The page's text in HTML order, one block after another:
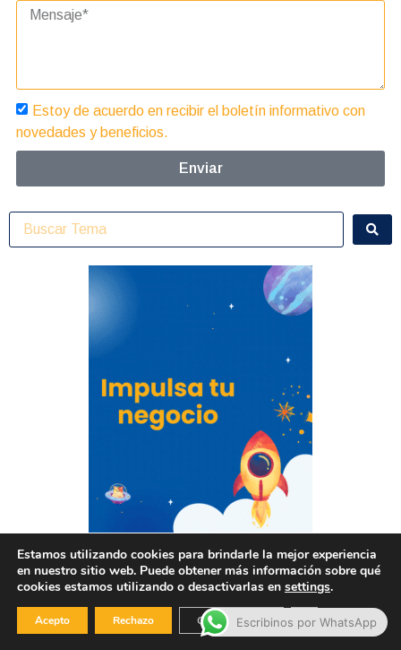
Estoy de acuerdo en recibir el boletín informativo con
novedades y beneficios.
Enviar
Últimas Publicaciones
Estamos utilizando cookies para brindarle la mejor experiencia
en nuestro sitio web. Puede obtener más información sobre qué
cookies estamos utilizando o desactivarlas en settings.
Acepto Rechazo Configuración Cerrar el banner
Escribinos por WhatsApp